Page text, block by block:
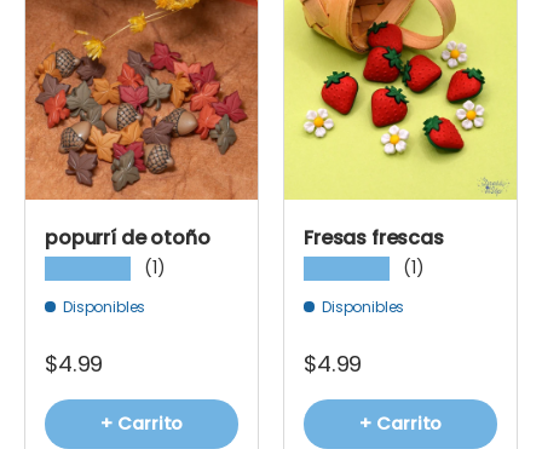
popurrí de otoño
(1)
Disponibles
$4.99
+ Carrito
Fresas frescas
(1)
Disponibles
$4.99
+ Carrito